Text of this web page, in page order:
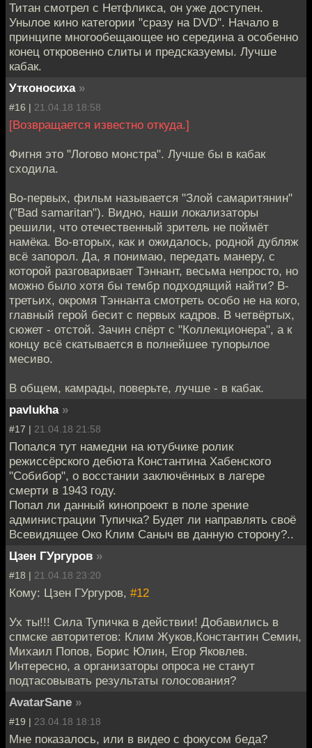
Титан смотрел с Нетфликса, он уже доступен.
Унылое кино категории "сразу на DVD". Начало в
принципе многообещающее но середина а особенно
конец откровенно слиты и предсказуемы. Лучше
кабак.
Утконосиха »
#16 | 21.04.18 18:58
[Возвращается известно откуда.]
Фигня это "Логово монстра". Лучше бы в кабак
сходила.
Во-первых, фильм называется "Злой самаритянин"
("Bad samaritan"). Видно, наши локализаторы
решили, что отечественный зритель не поймёт
намёка. Во-вторых, как и ожидалось, родной дубляж
всё запорол. Да, я понимаю, передать манеру, с
которой разговаривает Тэннант, весьма непросто, но
можно было хотя бы тембр подходящий найти? В-
третьих, окромя Тэннанта смотреть особо не на кого,
главный герой бесит с первых кадров. В четвёртых,
сюжет - отстой. Зачин спёрт с "Коллекционера", а к
концу всё скатывается в полнейшее тупорылое
месиво.
В общем, камрады, поверьте, лучше - в кабак.
pavlukha »
#17 | 21.04.18 21:58
Попался тут намедни на ютубчике ролик
режиссёрского дебюта Константина Хабенского
"Собибор", о восстании заключённых в лагере
смерти в 1943 году.
Попал ли данный кинопроект в поле зрение
администрации Тупичка? Будет ли направлять своё
Всевидящее Око Клим Саныч вв данную сторону?..
Цзен ГУргуров »
#18 | 21.04.18 23:20
Кому: Цзен ГУргуров, #12
Ух ты!!! Сила Тупичка в действии! Добавились в
спмске авторитетов: Клим Жуков,Константин Семин,
Михаил Попов, Борис Юлин, Егор Яковлев.
Интересно, а организаторы опроса не станут
подтасовывать результаты голосования?
AvatarSane »
#19 | 23.04.18 18:18
Мне показалось, или в видео с фокусом беда?